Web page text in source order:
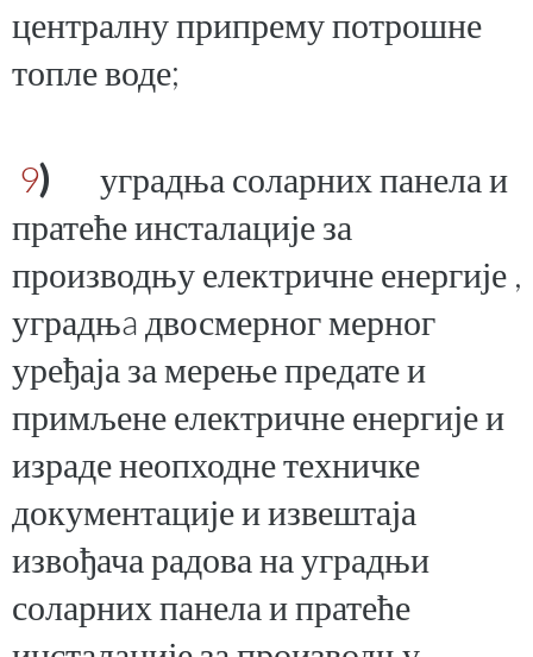
централну припрему потрошне
топле воде;
9) уградња соларних панела и
пратеће инсталације за
производњу електричне енергије ,
уградњa двосмерног мерног
уређаја за мерење предате и
примљене електричне енергије и
израде неопходне техничке
документације и извештаја
извођача радова на уградњи
соларних панела и пратеће